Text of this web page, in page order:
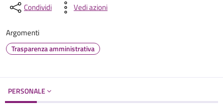
Condividi Vedi azioni
Argomenti
Trasparenza amministrativa
PERSONALE